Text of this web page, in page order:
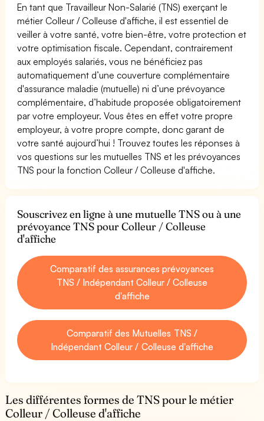
En tant que Travailleur Non-Salarié (TNS) exerçant le
métier Colleur / Colleuse d'affiche, il est essentiel de
veiller à votre santé, votre bien-être, votre protection et
votre optimisation fiscale. Cependant, contrairement
aux employés salariés, vous ne bénéficiez pas
automatiquement d’une couverture complémentaire
d'assurance maladie (mutuelle) ni d’une prévoyance
complémentaire, d’habitude proposée obligatoirement
par votre employeur. Vous êtes en effet votre propre
employeur, à votre propre compte, donc garant de
votre santé aujourd’hui ! Trouvez toutes les réponses à
vos questions sur les mutuelles TNS et les prévoyances
TNS pour la fonction Colleur / Colleuse d'affiche.
Souscrivez en ligne à une mutuelle TNS ou à une
prévoyance TNS pour Colleur / Colleuse
d'affiche
Comparatif des assurances prévoyances
TNS / Indépendant Colleur / Colleuse
d'affiche
Comparatif des Mutuelles TNS /
Indépendant Colleur / Colleuse d'affiche
Les différentes formes de TNS pour le métier
Colleur / Colleuse d'affiche